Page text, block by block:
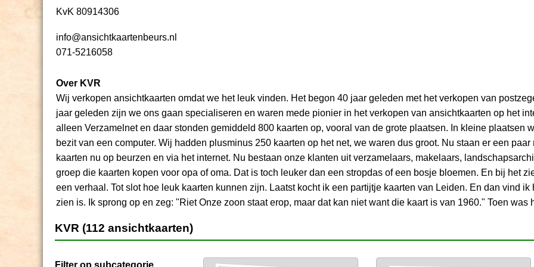
KvK 80914306
info@ansichtkaartenbeurs.nl
071-5216058
Over KVR
Wij verkopen ansichtkaarten omdat we het leuk vinden. Het begon 40 jaar geleden met het verkopen van
jaar geleden zijn we ons gaan specialiseren en waren mede pionier in het verkopen van ansichtkaarten op het
alleen Verzamelnet en daar stonden gemiddeld 800 kaarten op, vooral van de grote plaatsen. In kleine plaatsen
bezit van een computer. Wij hadden plusminus 250 kaarten op het net, we waren dus groot. Nu staan er een
kaarten nu op beurzen en via het internet. Nu bestaan onze klanten uit verzamelaars, makelaars,
groep die kaarten kopen voor opa of oma. Dat is toch leuker dan een stropdas of een bosje bloemen. En bij het
een verhaal. Tot slot hoe leuk kaarten kunnen zijn. Laatst kocht ik een partijtje kaarten van Leiden. En dan vind
zien is. Ik sprong op en zeg: "Riet Onze zoon staat erop, maar dat kan niet want die kaart is van 1960." Toen was
KVR (112 ansichtkaarten)
Filter op subcategorie